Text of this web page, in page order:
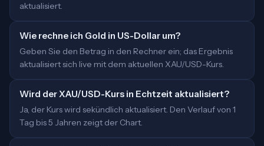
aktualisiert.
Wie rechne ich Gold in US-Dollar um?
Geben Sie den Betrag in den Rechner ein; das Ergebnis
aktualisiert sich live mit dem aktuellen XAU/USD-Kurs.
Wird der XAU/USD-Kurs in Echtzeit aktualisiert?
Ja, der Kurs wird sekündlich aktualisiert. Den Verlauf von 1
Tag bis 5 Jahren zeigt der Chart.